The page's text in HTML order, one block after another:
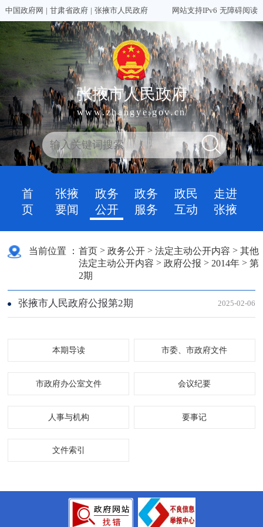
中国政府网 | 甘肃省政府 | 张掖市人民政府 网站支持IPv6 无障碍阅读
张掖市人民政府
www.zhangye.gov.cn
首
页
张掖
要闻
政务
公开
政务
服务
政民
互动
走进
张掖
当前位置 ： 首页 >政务公开 >法定主动公开内容 >其他
法定主动公开内容 >政府公报 > 2014年 >第
2期
张掖市人民政府公报第2期 2025-02-06
本期导读 市委、市政府文件
市政府办公室文件 会议纪要
人事与机构 要事记
文件索引